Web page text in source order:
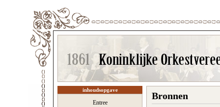
inhoudsopgave
Entree
Bronnen